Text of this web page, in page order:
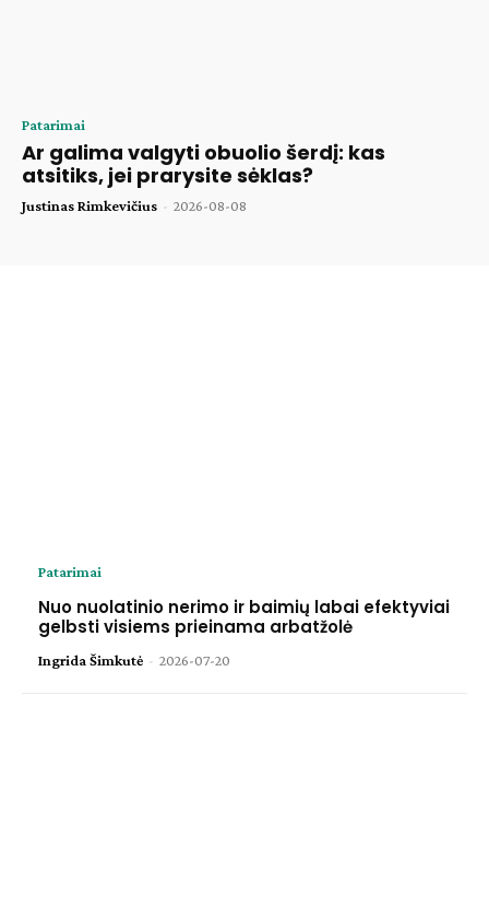
Patarimai
Ar galima valgyti obuolio šerdį: kas
atsitiks, jei prarysite sėklas?
Justinas Rimkevičius - 2026-08-08
Patarimai
Nuo nuolatinio nerimo ir baimių labai efektyviai
gelbsti visiems prieinama arbatžolė
Ingrida Šimkutė - 2026-07-20